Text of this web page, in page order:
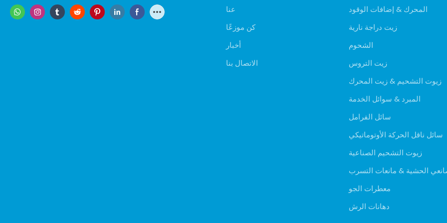
عنا
كن موزعًا
أخبار
الاتصال بنا
المحرك & إضافات الوقود
زيت دراجة نارية
الشحوم
زيت التروس
زيوت التشحيم & زيت المحرك
المبرد & سوائل الخدمة
سائل الفرامل
سائل ناقل الحركة الأوتوماتيكي
زيوت التشحيم الصناعية
الحشية & مانعات التسرب
معطرات الجو
دهانات الرش